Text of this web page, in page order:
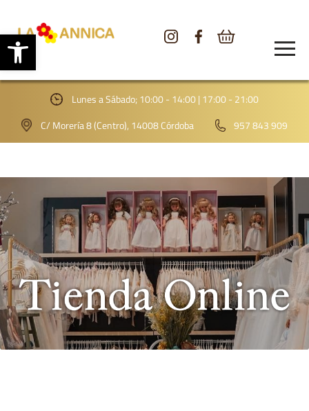
Abrir barra de herramientas
TIENDA
GALERÍA
BLOG
CONTACTO
Lunes a Sábado; 10:00 - 14:00 | 17:00 - 21:00
C/ Morería 8 (Centro), 14008 Córdoba
957 843 909